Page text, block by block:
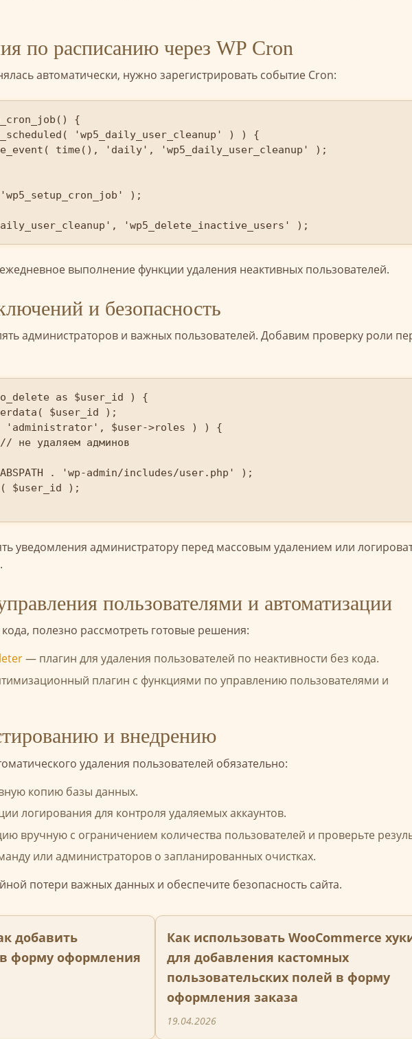
по расписанию через WP Cron
автоматически, нужно зарегистрировать событие Cron:
{
);
'wp5_delete_inactive_users' );
ежедневное выполнение функции удаления неактивных пользователей.
и безопасность
администраторов и важных пользователей. Добавим проверку роли
as $user_id ) {
уведомления администратору перед массовым удалением или
пользователями и автоматизации
полезно рассмотреть готовые решения:
— плагин для удаления пользователей по неактивности без кода.
плагин с функциями по управлению пользователями и
и внедрению
удаления пользователей обязательно:
копию базы данных.
логирования для контроля удаляемых аккаунтов.
вручную с ограничением количества пользователей и проверьте
или администраторов о запланированных очистках.
потери важных данных и обеспечите безопасность сайта.
добавить
форму оформления
Как использовать WooCommerce
для добавления кастомных
пользовательских полей в форму
оформления заказа
19.04.2026